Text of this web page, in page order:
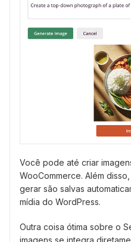
Você pode até criar
WooCommerce. Além
gerar são salvas
mídia do WordPress.
Outra coisa ótima sobre o